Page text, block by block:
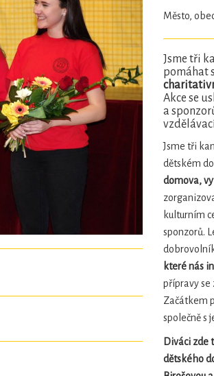
Město,
Jsme tři
pomáhat
Akce se
a
Jsme tři
dětském
domova,
kulturním
sponzorů.
které nás
přípravy se
Začátkem
společně s
Diváci zde
dětského